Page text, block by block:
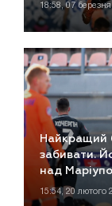
18:58, 07
Найкращий
забивати.
над
15:54, 20